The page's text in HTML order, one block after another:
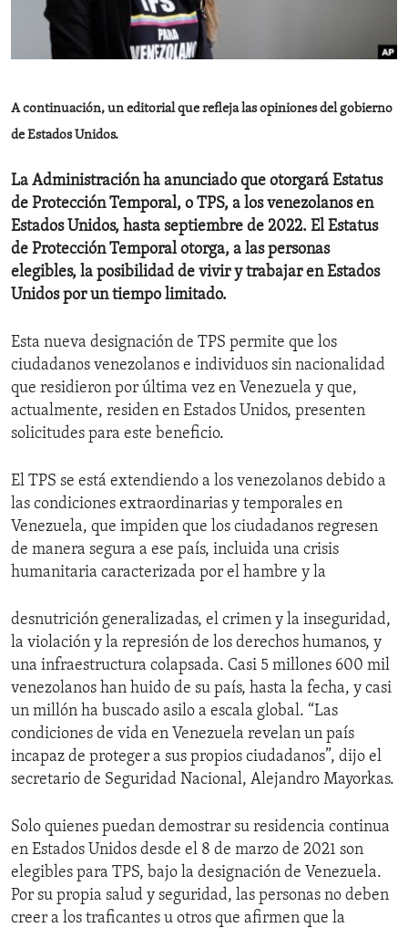
ENVIRONMENT AND HEALTH
IDEALS AND INSTITUTIONS
A continuación, un editorial que refleja las opiniones del gobierno
de Estados Unidos.
La Administración ha anunciado que otorgará Estatus
de Protección Temporal, o TPS, a los venezolanos en
Estados Unidos, hasta septiembre de 2022. El Estatus
de Protección Temporal otorga, a las personas
elegibles, la posibilidad de vivir y trabajar en Estados
Unidos por un tiempo limitado.
Esta nueva designación de TPS permite que los
ciudadanos venezolanos e individuos sin nacionalidad
que residieron por última vez en Venezuela y que,
actualmente, residen en Estados Unidos, presenten
solicitudes para este beneficio.
El TPS se está extendiendo a los venezolanos debido a
las condiciones extraordinarias y temporales en
Venezuela, que impiden que los ciudadanos regresen
de manera segura a ese país, incluida una crisis
humanitaria caracterizada por el hambre y la
desnutrición generalizadas, el crimen y la inseguridad,
la violación y la represión de los derechos humanos, y
una infraestructura colapsada. Casi 5 millones 600 mil
venezolanos han huido de su país, hasta la fecha, y casi
un millón ha buscado asilo a escala global. “Las
condiciones de vida en Venezuela revelan un país
incapaz de proteger a sus propios ciudadanos”, dijo el
secretario de Seguridad Nacional, Alejandro Mayorkas.
Solo quienes puedan demostrar su residencia continua
en Estados Unidos desde el 8 de marzo de 2021 son
elegibles para TPS, bajo la designación de Venezuela.
Por su propia salud y seguridad, las personas no deben
creer a los traficantes u otros que afirmen que la